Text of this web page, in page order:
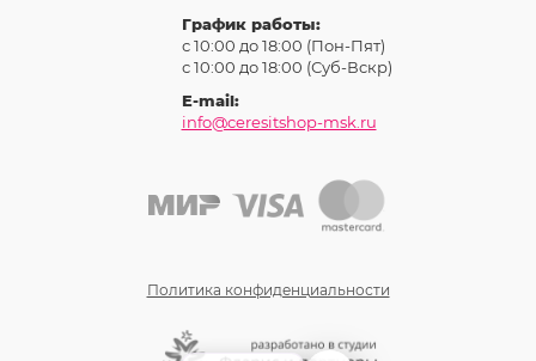
График работы:
с 10:00 до 18:00 (Пон-Пят)
с 10:00 до 18:00 (Суб-Вcкр)
E-mail:
info@ceresitshop-msk.ru
Политика конфиденциальности